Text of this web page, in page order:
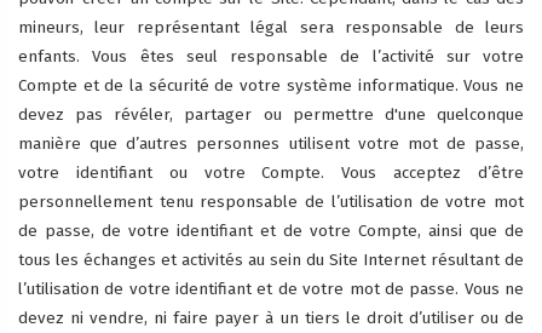
mineurs, leur représentant légal sera responsable de leurs
enfants. Vous êtes seul responsable de l’activité sur votre
Compte et de la sécurité de votre système informatique. Vous ne
devez pas révéler, partager ou permettre d'une quelconque
manière que d’autres personnes utilisent votre mot de passe,
votre identifiant ou votre Compte. Vous acceptez d’être
personnellement tenu responsable de l’utilisation de votre mot
de passe, de votre identifiant et de votre Compte, ainsi que de
tous les échanges et activités au sein du Site Internet résultant de
l’utilisation de votre identifiant et de votre mot de passe. Vous ne
devez ni vendre, ni faire payer à un tiers le droit d’utiliser ou de